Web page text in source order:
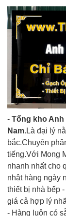
- Tổng kho Anh
Nam.Là đại lý
bắc.Chuyên
tiếng.Với Mong
nhanh nhất cho
nhật hàng ngày
thiết bị nhà bếp
giá cả hợp lý
- Hàng luôn có